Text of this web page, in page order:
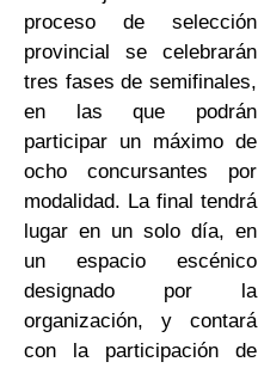
proceso de selección
provincial se celebrarán
tres fases de semifinales,
en las que podrán
participar un máximo de
ocho concursantes por
modalidad. La final tendrá
lugar en un solo día, en
un espacio escénico
designado por la
organización, y contará
con la participación de